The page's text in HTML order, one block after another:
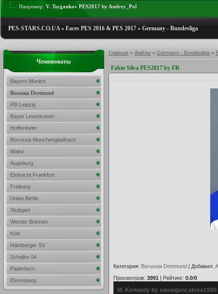
Например: V. Tsygankov PES2017 by Andrey_Pol
PES-STARS.CO.UA» Faces PES 2016 & PES 2017 » Germany - Bundesliga
Главная » Файлы » Germany - Bundesliga »
Fabio Silva PES2017 by FR
Категория: Borussia Dortmund | Добавил:
Просмотров: 3991 | Рейтинг: 0.0/0
M. Kennedy by saviogoncalves1995
Чемпионаты
Bayern Munich
Borussia Dortmund
RB Leipzig
Bayer Leverkusen
Hoffenheim
Borussia Monchengladbach
Mainz
Augsburg
Eintracht Frankfurt
Freiburg
Union Berlin
Stuttgart
Werder Bremen
Köln
Hamburger SV
Schalke 04
Paderborn
Elversberg